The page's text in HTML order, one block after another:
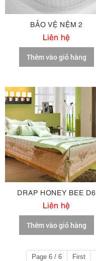
BẢO VỆ NỆM 2
Liên hệ
Thêm vào giỏ hàng
DRAP HONEY BEE D6
Liên hệ
Thêm vào giỏ hàng
Page 6 / 6 First